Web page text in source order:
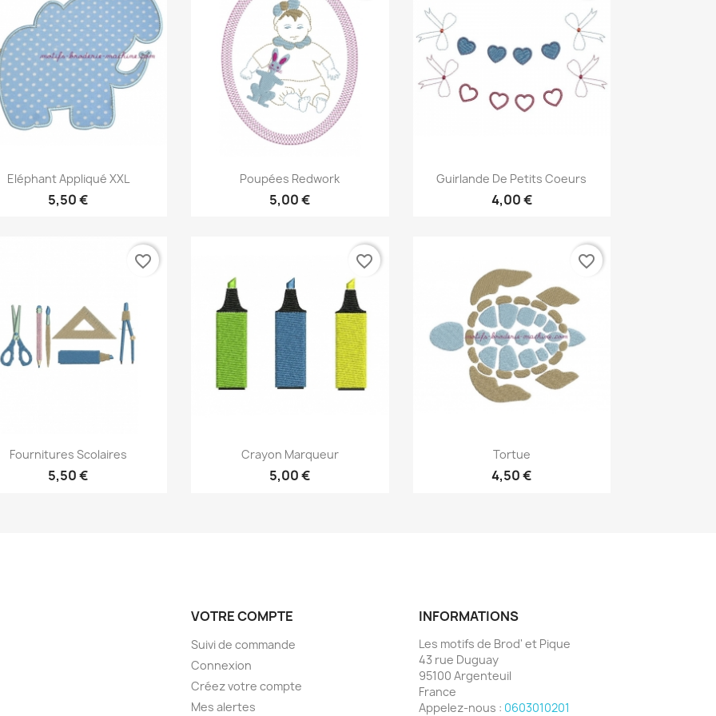
Aperçu rapide
Eléphant Appliqué XXL
5,50 €
Aperçu rapide
Poupées Redwork
5,00 €
Aperçu rapide
Guirlande De Petits Coeurs
4,00 €
Aperçu rapide
Fournitures Scolaires
5,50 €
favorite_border
Aperçu rapide
Crayon Marqueur
5,00 €
favorite_border
Aperçu rapide
Tortue
4,50 €
favorite_border
VOTRE COMPTE
Suivi de commande
Connexion
Créez votre compte
Mes alertes
INFORMATIONS
Les motifs de Brod' et Pique
43 rue Duguay
95100 Argenteuil
France
Appelez-nous : 0603010201